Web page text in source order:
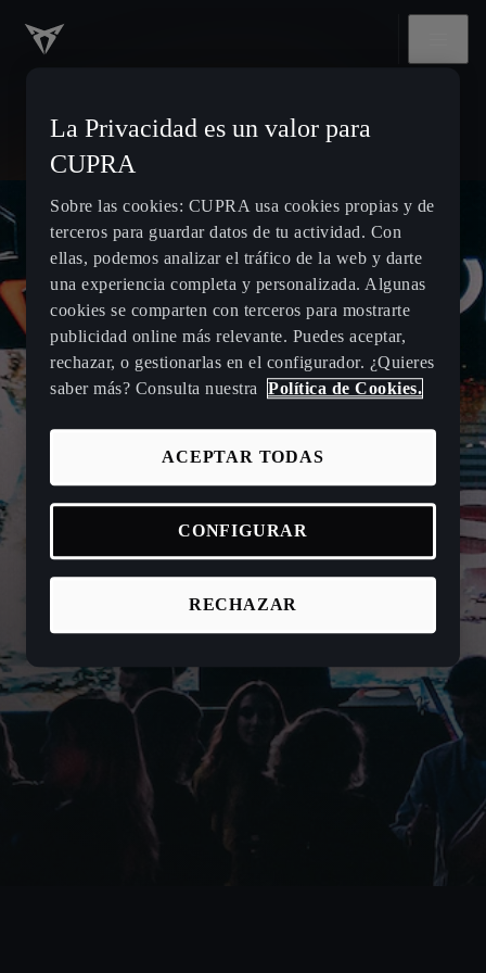
La Privacidad es un valor para
CUPRA
Sobre las cookies: CUPRA usa cookies propias y de
terceros para guardar datos de tu actividad. Con
ellas, podemos analizar el tráfico de la web y darte
una experiencia completa y personalizada. Algunas
cookies se comparten con terceros para mostrarte
publicidad online más relevante. Puedes aceptar,
rechazar, o gestionarlas en el configurador. ¿Quieres
saber más? Consulta nuestra Política de Cookies.
RECHAZAR
ACEPTAR TODAS
CONFIGURAR